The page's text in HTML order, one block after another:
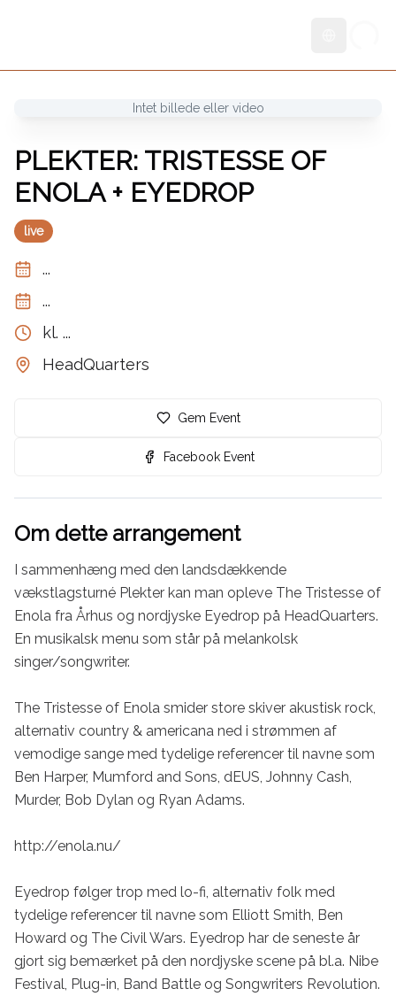
Intet billede eller video
PLEKTER: TRISTESSE OF
ENOLA + EYEDROP
live
...
...
kl. ...
HeadQuarters
Gem Event
Facebook Event
Om dette arrangement
I sammenhæng med den landsdækkende
vækstlagsturné Plekter kan man opleve The Tristesse of
Enola fra Århus og nordjyske Eyedrop på HeadQuarters.
En musikalsk menu som står på melankolsk
singer/songwriter.
The Tristesse of Enola smider store skiver akustisk rock,
alternativ country & americana ned i strømmen af
vemodige sange med tydelige referencer til navne som
Ben Harper, Mumford and Sons, dEUS, Johnny Cash,
Murder, Bob Dylan og Ryan Adams.
http://enola.nu/
Eyedrop følger trop med lo-fi, alternativ folk med
tydelige referencer til navne som Elliott Smith, Ben
Howard og The Civil Wars. Eyedrop har de seneste år
gjort sig bemærket på den nordjyske scene på bl.a. Nibe
Festival, Plug-in, Band Battle og Songwriters Revolution.